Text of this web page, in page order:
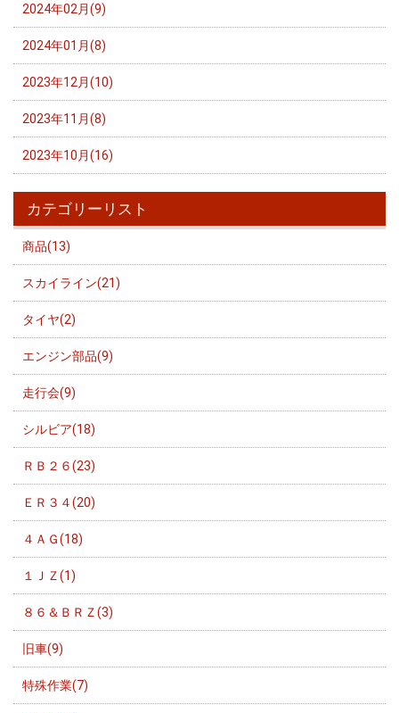
2024年02月(9)
2024年01月(8)
2023年12月(10)
2023年11月(8)
2023年10月(16)
カテゴリーリスト
商品(13)
スカイライン(21)
タイヤ(2)
エンジン部品(9)
走行会(9)
シルビア(18)
ＲＢ２６(23)
ＥＲ３４(20)
４ＡＧ(18)
１ＪＺ(1)
８６＆ＢＲＺ(3)
旧車(9)
特殊作業(7)